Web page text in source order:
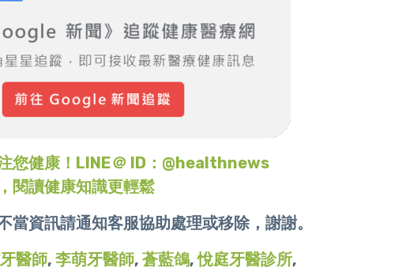
您健康！LINE＠ ID：@healthnews
閱讀健康知識更輕鬆
當資訊請通知客服協助處理或移除，謝謝。
醫師, 李萌牙醫師, 蒼藍鴿,悅庭牙醫診所,